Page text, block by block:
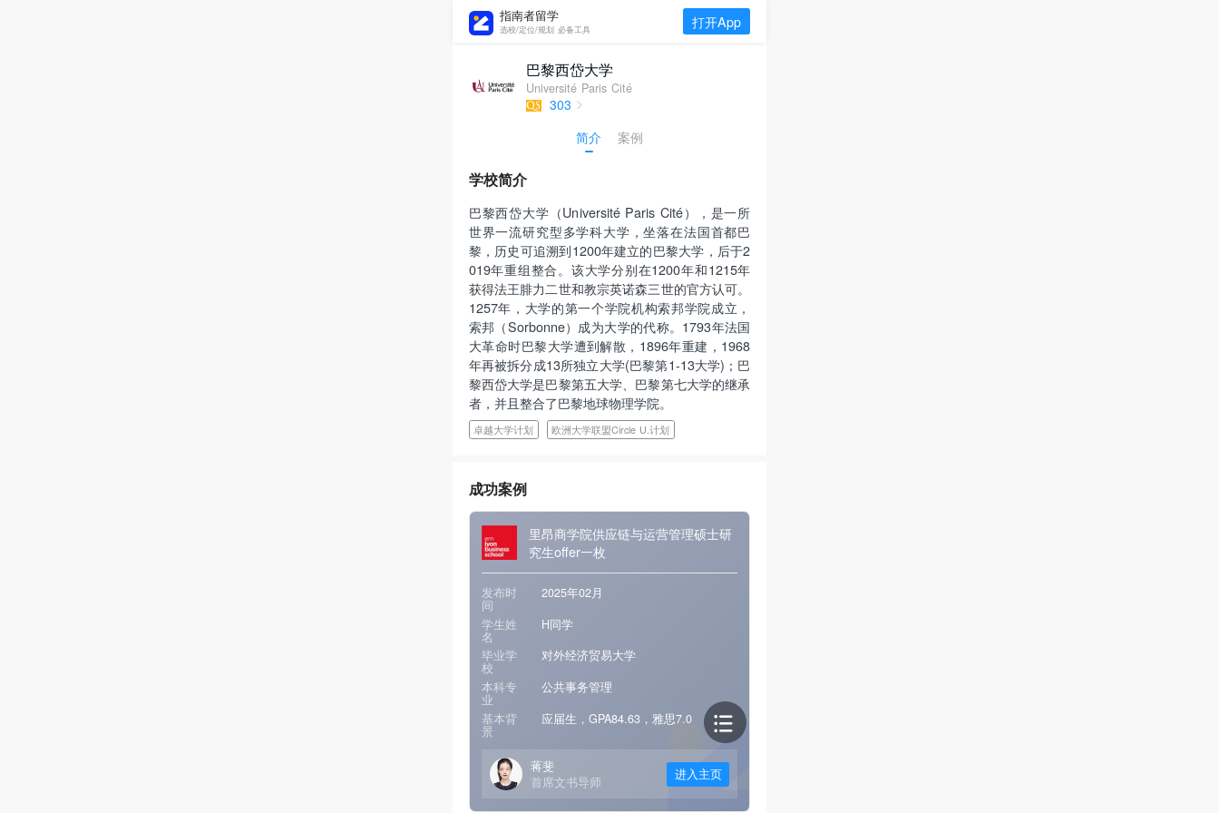
指南者留学
选校/定位/规划 必备工具 打开App
巴黎西岱大学
Université Paris Cité
303
简介 案例
学校简介
巴黎西岱大学（Université Paris Cité），是一所
世界一流研究型多学科大学，坐落在法国首都巴
黎，历史可追溯到1200年建立的巴黎大学，后于2
019年重组整合。该大学分别在1200年和1215年
获得法王腓力二世和教宗英诺森三世的官方认可。
1257年，大学的第一个学院机构索邦学院成立，
索邦（Sorbonne）成为大学的代称。1793年法国
大革命时巴黎大学遭到解散，1896年重建，1968
年再被拆分成13所独立大学(巴黎第1-13大学)；巴
黎西岱大学是巴黎第五大学、巴黎第七大学的继承
者，并且整合了巴黎地球物理学院。
卓越大学计划 欧洲大学联盟Circle U.计划
成功案例
里昂商学院供应链与运营管理硕士研
究生offer一枚
发布时
间
2025年02月
学生姓
名
H同学
毕业学
校
对外经济贸易大学
本科专
业
公共事务管理
基本背
景
应届生，GPA84.63，雅思7.0
蒋斐
首席文书导师
进入主页